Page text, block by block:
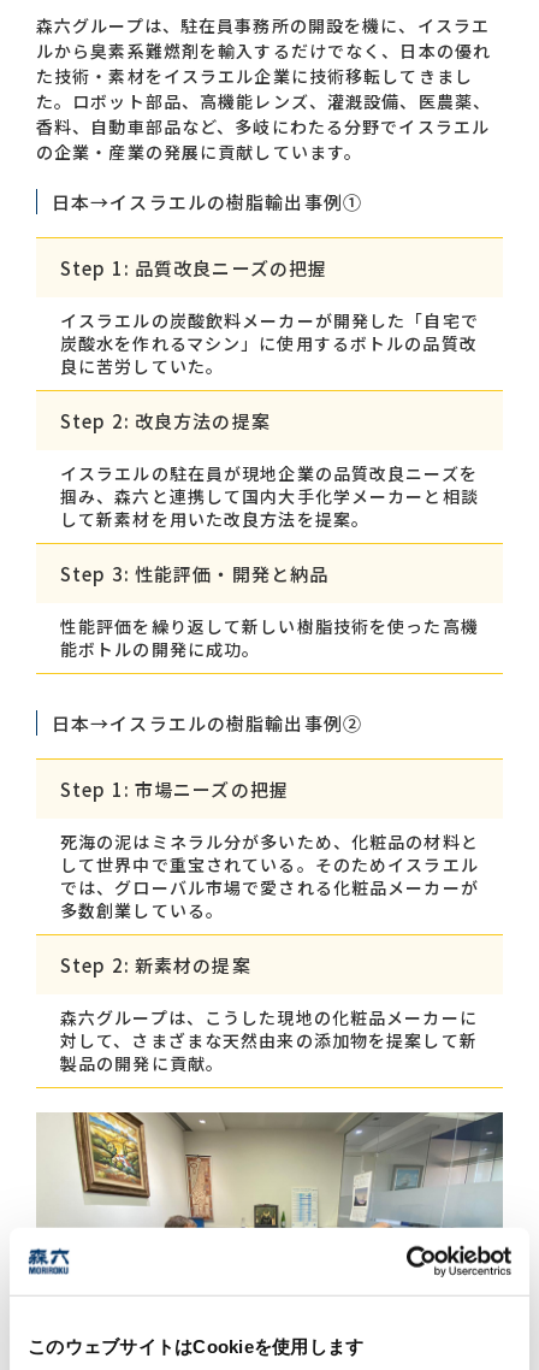
このウェブサイトはCookieを使用します
森六グループは、駐在員事務所の開設を機に、イスラエ
ルから臭素系難燃剤を輸入するだけでなく、日本の優れ
た技術・素材をイスラエル企業に技術移転してきまし
た。ロボット部品、高機能レンズ、灌漑設備、医農薬、
香料、自動車部品など、多岐にわたる分野でイスラエル
の企業・産業の発展に貢献しています。
日本→イスラエルの樹脂輸出事例①
Step 1: 品質改良ニーズの把握
イスラエルの炭酸飲料メーカーが開発した「自宅で
炭酸水を作れるマシン」に使用するボトルの品質改
良に苦労していた。
Step 2: 改良方法の提案
イスラエルの駐在員が現地企業の品質改良ニーズを
掴み、森六と連携して国内大手化学メーカーと相談
して新素材を用いた改良方法を提案。
Step 3: 性能評価・開発と納品
性能評価を繰り返して新しい樹脂技術を使った高機
能ボトルの開発に成功。
日本→イスラエルの樹脂輸出事例②
Step 1: 市場ニーズの把握
死海の泥はミネラル分が多いため、化粧品の材料と
して世界中で重宝されている。そのためイスラエル
では、グローバル市場で愛される化粧品メーカーが
多数創業している。
Step 2: 新素材の提案
森六グループは、こうした現地の化粧品メーカーに
対して、さまざまな天然由来の添加物を提案して新
製品の開発に貢献。